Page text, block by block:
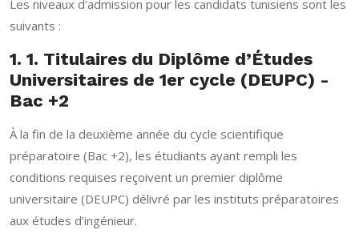
Les niveaux d'admission pour les candidats tunisiens sont les
suivants :
1. 1. Titulaires du Diplôme d’Études
Universitaires de 1er cycle (DEUPC) -
Bac +2
À la fin de la deuxième année du cycle scientifique
préparatoire (Bac +2), les étudiants ayant rempli les
conditions requises reçoivent un premier diplôme
universitaire (DEUPC) délivré par les instituts préparatoires
aux études d’ingénieur.